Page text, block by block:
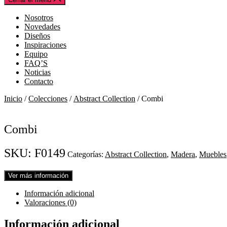
Nosotros
Novedades
Diseños
Inspiraciones
Equipo
FAQ’S
Noticias
Contacto
Inicio /Colecciones / Abstract Collection / Combi
Combi
SKU: F0149 Categorías: Abstract Collection, Madera, Muebles
Ver más información
Información adicional
Valoraciones (0)
Información adicional